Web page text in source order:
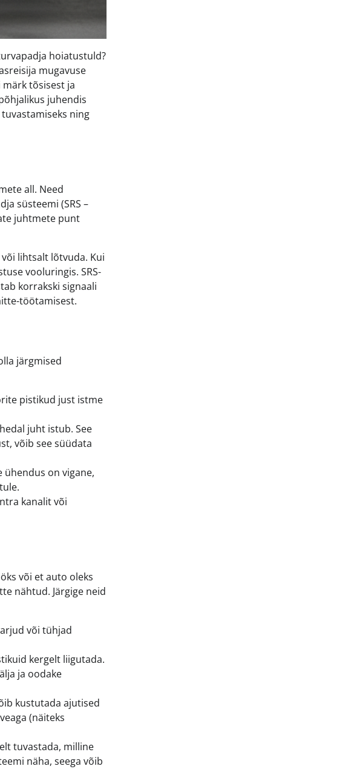
hoiatustuld?
mugavuse
tõsisest ja
juhendis
ning
all. Need
süsteemi (SRS –
juhtmete punt
lihtsalt lõtvuda. Kui
vooluringis. SRS-
korrakski signaali
töötamisest.
järgmised
pistikud just istme
juht istub. See
võib see süüdata
ühendus on vigane,
kanalit või
või et auto oleks
nähtud. Järgige neid
või tühjad
kergelt liigutada.
ja oodake
kustutada ajutised
(näiteks
tuvastada, milline
näha, seega võib